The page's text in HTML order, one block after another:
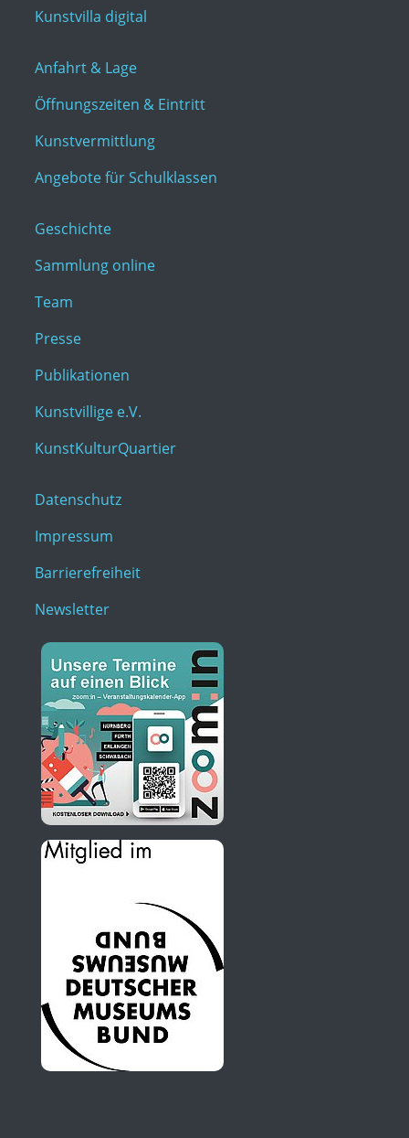
Kunstvilla digital
Anfahrt & Lage
Öffnungszeiten & Eintritt
Kunstvermittlung
Angebote für Schulklassen
Geschichte
Sammlung online
Team
Presse
Publikationen
Kunstvillige e.V.
KunstKulturQuartier
Datenschutz
Impressum
Barrierefreiheit
Newsletter